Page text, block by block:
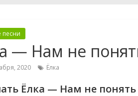
песни
— Нам не
2020 Ёлка
Ёлка — Нам не понять